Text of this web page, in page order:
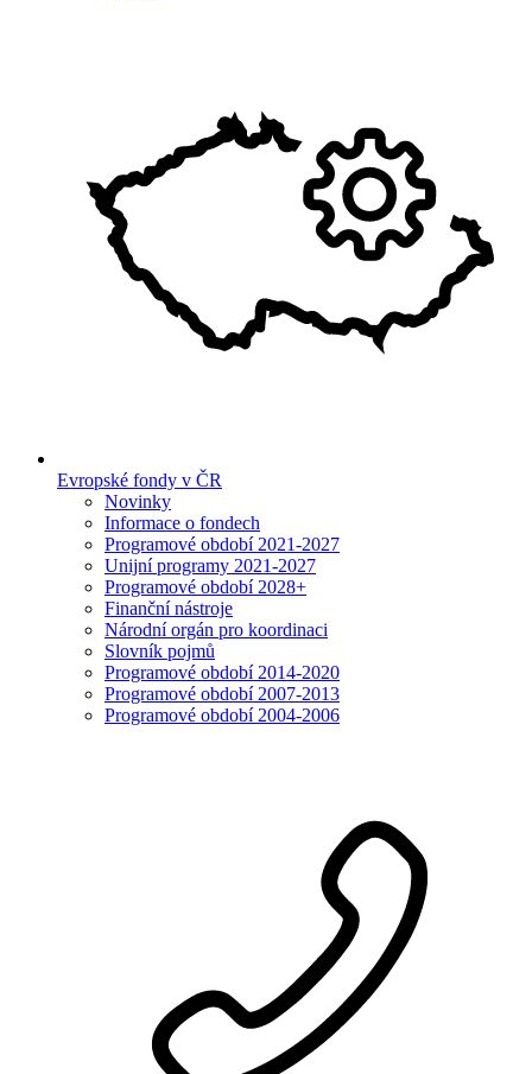
Evropské fondy v ČR
Novinky
Informace o fondech
Programové období 2021-2027
Unijní programy 2021-2027
Programové období 2028+
Finanční nástroje
Národní orgán pro koordinaci
Slovník pojmů
Programové období 2014-2020
Programové období 2007-2013
Programové období 2004-2006